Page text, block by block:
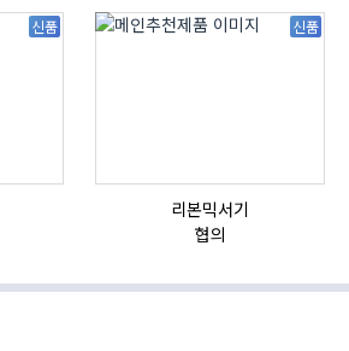
신품 신품
리본믹서기
협의